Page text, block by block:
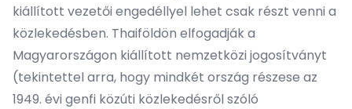
kiállított vezetői engedéllyel lehet csak részt venni a
közlekedésben. Thaiföldön elfogadják a
Magyarországon kiállított nemzetközi jogosítványt
(tekintettel arra, hogy mindkét ország részese az
1949. évi genfi közúti közlekedésről szóló